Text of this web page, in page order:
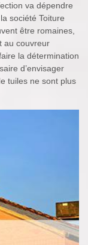
va dépendre
société Toiture
être romaines,
au couvreur
la détermination
d’envisager
tuiles ne sont plus